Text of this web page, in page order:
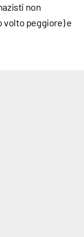
non
volto peggiore) e